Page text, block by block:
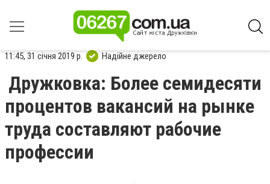
11:45, 31 січня 2019 р. Надійне джерело
Дружковка: Более семидесяти
процентов вакансий на рынке
труда составляют рабочие
профессии